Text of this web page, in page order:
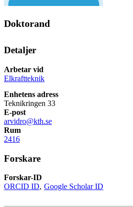
Doktorand
Detaljer
Arbetar vid
Elkraftteknik
Enhetens adress
Teknikringen 33
E-post
arvidro@kth.se
Rum
2416
Forskare
Forskar-ID
ORCID ID Google Scholar ID